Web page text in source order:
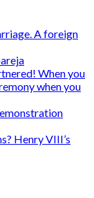
A foreign
When you
when you
Henry VIII’s